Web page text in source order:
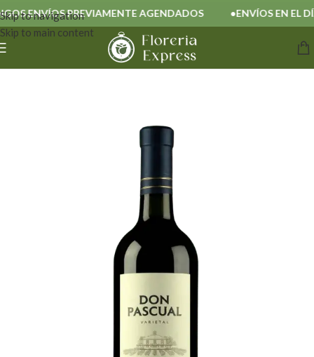
Skip to navigation
Skip to main content
ENVÍOS PREVIAMENTE AGENDADOS ENVÍOS EN EL DÍA